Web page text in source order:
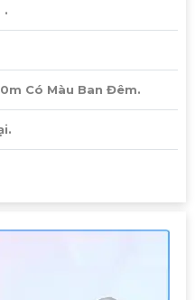
.
Có Màu Ban Đêm.